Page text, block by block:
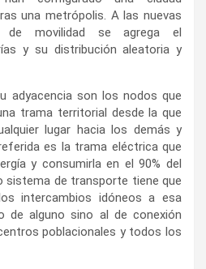
una metrópolis. A las nuevas
de movilidad se agrega el
y su distribución aleatoria y
adyacencia son los nodos que
trama territorial desde la que
lugar hacia los demás y
es la trama eléctrica que
y consumirla en el 90% del
sistema de transporte tiene que
intercambios idóneos a esa
de alguno sino al de conexión
poblacionales y todos los